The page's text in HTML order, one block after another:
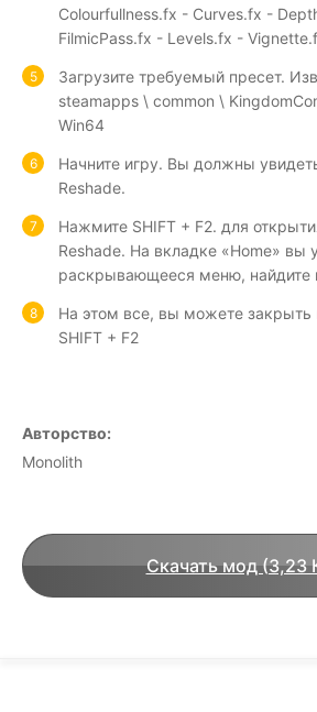
Colourfullness.fx - Curves.fx -
FilmicPass.fx - Levels.fx -
Загрузите требуемый пресет.
steamapps \ common \
Win64
Начните игру. Вы должны
Reshade.
Нажмите SHIFT + F2. для
Reshade. На вкладке «Home» вы
раскрывающееся меню, найдите
На этом все, вы можете
SHIFT + F2
Авторство:
Monolith
Скачать мод (3,23